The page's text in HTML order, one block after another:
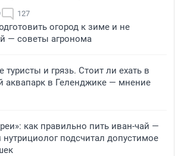
127
огород к зиме и не
— советы агронома
туристы и грязь. Стоит ли ехать в
в Геленджике — мнение
как правильно пить иван-чай —
подсчитал допустимое